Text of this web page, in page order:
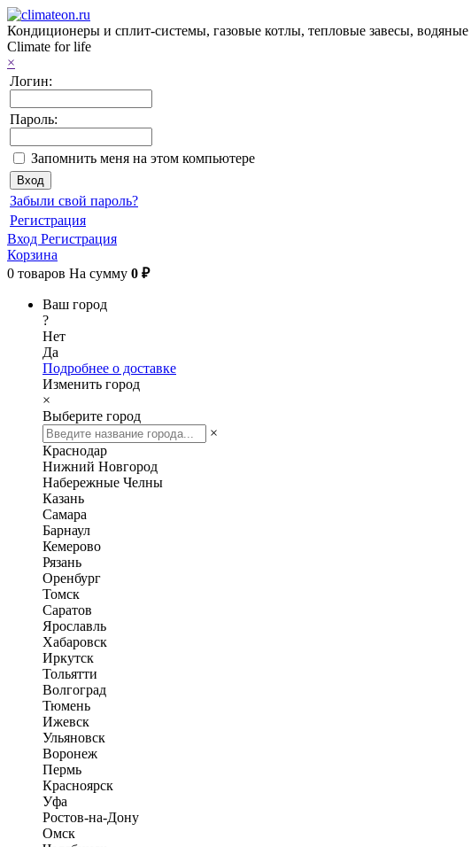
Кондиционеры и сплит-системы, газовые котлы, тепловые завесы,
Climate for life
×
Логин:
Пароль:
Запомнить меня на этом компьютере
Забыли свой пароль?
Регистрация
Вход Регистрация
Корзина
0 товаров На сумму 0 ₽
Ваш город
?
Нет
Да
Подробнее о доставке
Изменить город
×
Выберите город
×
Краснодар
Нижний Новгород
Набережные Челны
Казань
Самара
Барнаул
Кемерово
Рязань
Оренбург
Томск
Саратов
Ярославль
Хабаровск
Иркутск
Тольятти
Волгоград
Тюмень
Ижевск
Ульяновск
Воронеж
Пермь
Красноярск
Уфа
Ростов-на-Дону
Омск